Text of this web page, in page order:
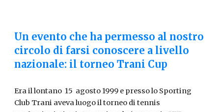
Un evento che ha permesso al nostro
circolo di farsi conoscere a livello
nazionale: il torneo Trani Cup
Era il lontano 15 agosto 1999 e presso lo Sporting
Club Trani aveva luogo il torneo di tennis